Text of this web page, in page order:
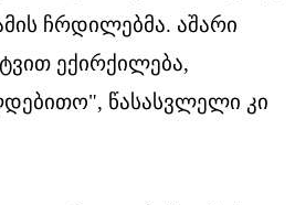
ჩრდილებმა. აშარი
ექირქილება,
წასასვლელი კი